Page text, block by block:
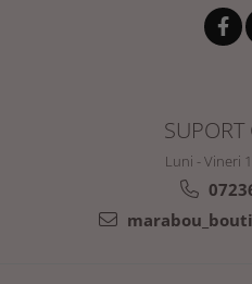
SUPORT
Luni - Vineri